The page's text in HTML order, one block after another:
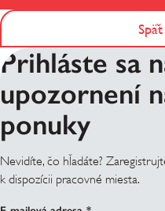
Prihláste sa
upozornení
ponuky
Nevidíte, čo hľadáte?
k dispozícii pracovné miesta.